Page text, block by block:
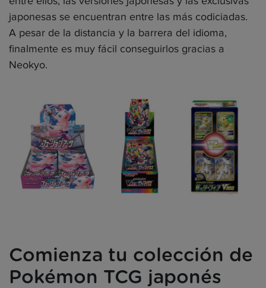
japonesas se encuentran entre las más codiciadas.
A pesar de la distancia y la barrera del idioma,
finalmente es muy fácil conseguirlos gracias a
Neokyo.
Comienza tu colección de
Pokémon TCG japonés